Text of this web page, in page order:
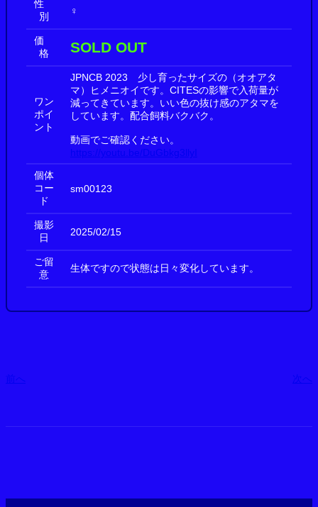
性
別
♀
価
格
SOLD OUT
ワン
ポイ
ント
JPNCB 2023 少し育ったサイズの（オオアタ
マ）ヒメニオイです。CITESの影響で入荷量が
減ってきています。いい色の抜け感のアタマを
しています。配合飼料バクバク。
動画でご確認ください。
https://youtu.be/DuGbkg3llyI
個体
コー
ド
sm00123
撮影
日
2025/02/15
ご留
意
生体ですので状態は日々変化しています。
前へ 次へ